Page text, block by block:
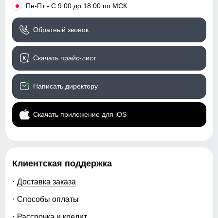
Прорезные карманы служат местом хранения различных
63
20
56 (38)
• Пн-Пт - С 9:00 до 18:00 по МСК
Обратный звонок
Скачать прайс-лист
Написать директору
Скачать приложение для iOS
Клиентская поддержка
Доставка заказа
Способы оплаты